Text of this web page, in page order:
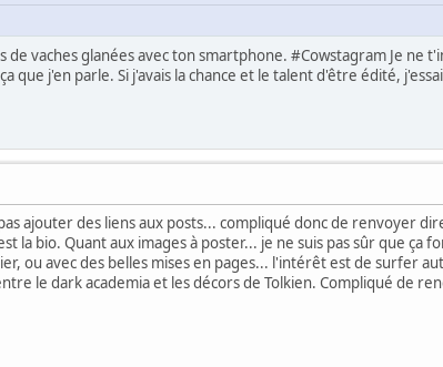
vaches glanées avec ton smartphone. #Cowstagram Je ne
que j'en parle. Si j'avais la chance et le talent d'être édité,
ajouter des liens aux posts... compliqué donc de renvoyer
la bio. Quant aux images à poster... je ne suis pas sûr que ça
ou avec des belles mises en pages... l'intérêt est de surfer
le dark academia et les décors de Tolkien. Compliqué de